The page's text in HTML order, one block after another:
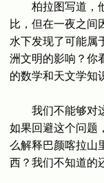
柏拉图写道，他
比，但在一夜之间
水下发现了可能属
洲文明的影响？你
的数学和天文学知
我们不能够对这
如果回避这个问题
么解释巴颜喀拉山
西？我们不知道的